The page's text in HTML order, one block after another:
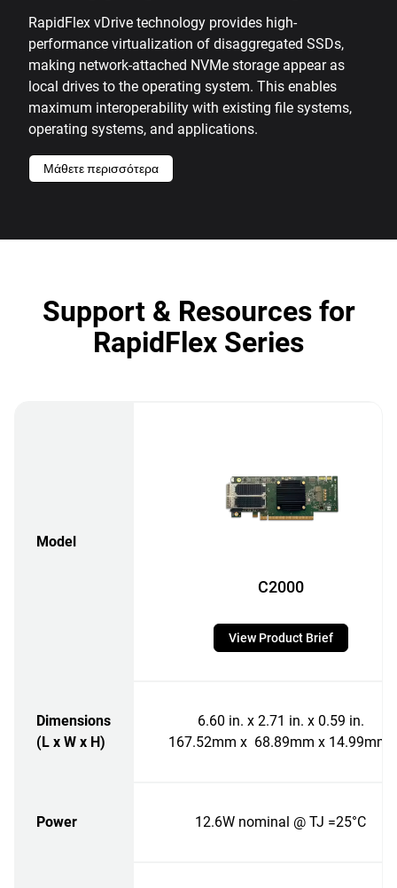
RapidFlex vDrive technology provides high-
performance virtualization of disaggregated SSDs,
making network-attached NVMe storage appear as
local drives to the operating system. This enables
maximum interoperability with existing file systems,
operating systems, and applications.
Μάθετε περισσότερα
Support & Resources for
RapidFlex Series
Model
C2000
View Product Brief
Dimensions
(L x W x H)
6.60 in. x 2.71 in. x 0.59 in.
167.52mm x 68.89mm x 14.99mm
Power 12.6W nominal @ TJ =25°C